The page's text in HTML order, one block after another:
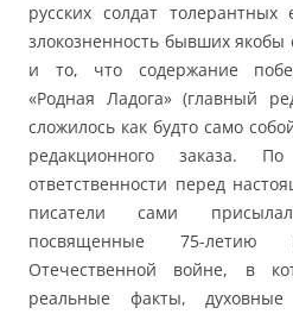
русских солдат
злокозненность бывших якобы
и то, что содержание
«Родная Ладога» (главный
сложилось как будто само
редакционного заказа.
ответственности перед
писатели сами
посвященные 75-
Отечественной войне, в
реальные факты, духовные